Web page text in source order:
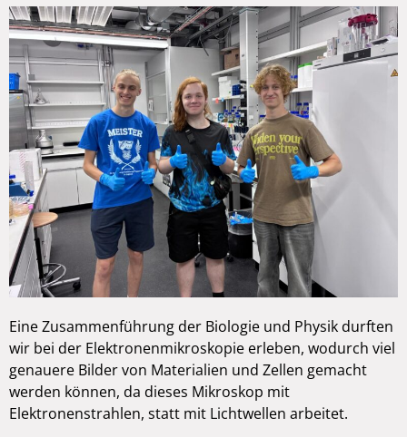
Eine Zusammenführung der Biologie und Physik durften
wir bei der Elektronenmikroskopie erleben, wodurch viel
genauere Bilder von Materialien und Zellen gemacht
werden können, da dieses Mikroskop mit
Elektronenstrahlen, statt mit Lichtwellen arbeitet.